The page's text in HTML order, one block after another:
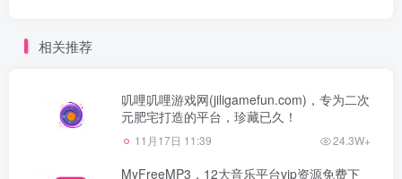
相关推荐
叽哩叽哩游戏网(jiligamefun.com)，专为二次
元肥宅打造的平台，珍藏已久！
11月17日 11:39 24.3W+
MyFreeMP3，12大音乐平台vip资源免费下